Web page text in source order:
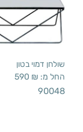
שולחן דמוי בטון
החל מ: 590 ₪
90048